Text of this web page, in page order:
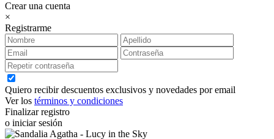
Crear una cuenta
×
Registrarme
Quiero recibir descuentos exclusivos y novedades por email
Ver los términos y condiciones
Finalizar registro
o iniciar sesión